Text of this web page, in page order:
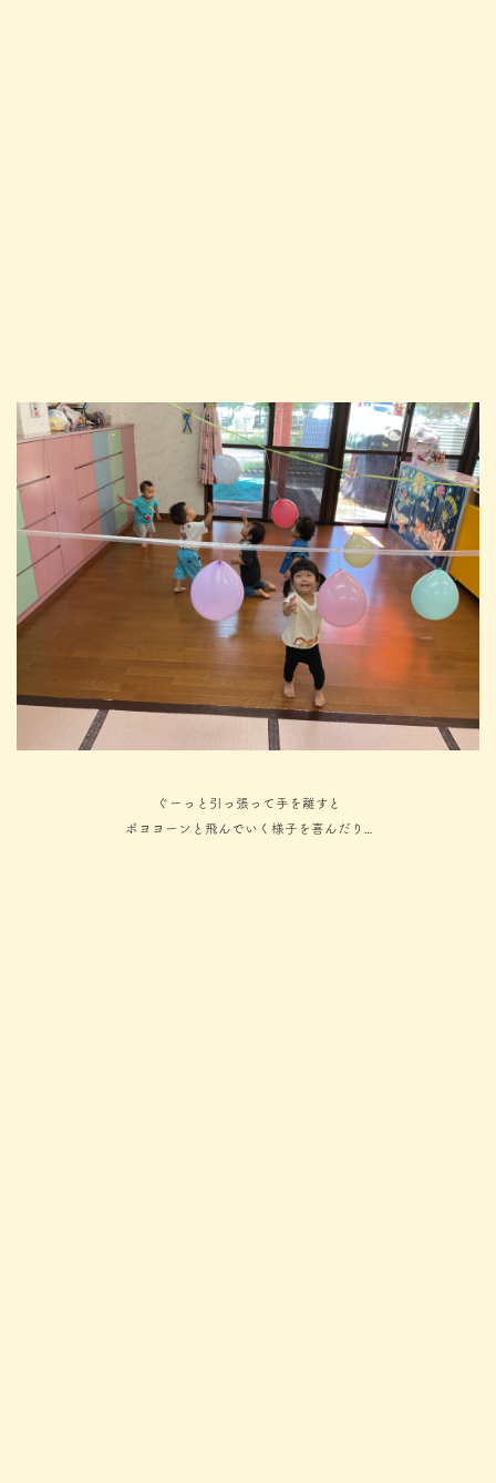
ぐーっと引っ張って手を離すと
ポヨヨーンと飛んでいく様子を喜んだり…